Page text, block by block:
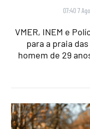
07:40 7
VMER, INEM e
para a praia
homem de 29